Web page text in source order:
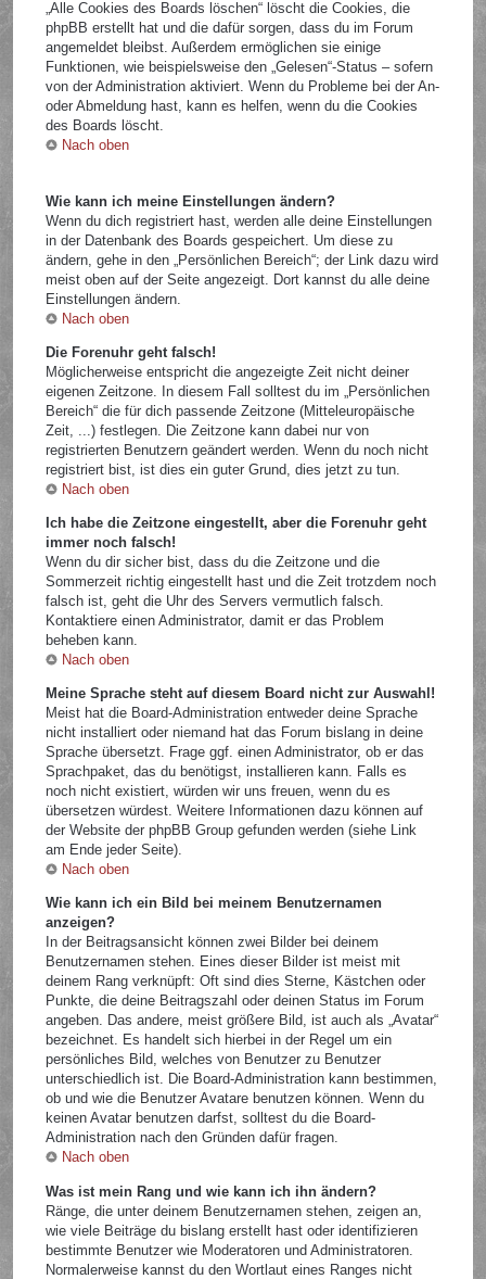
„Alle Cookies des Boards löschen“ löscht die Cookies, die
phpBB erstellt hat und die dafür sorgen, dass du im Forum
angemeldet bleibst. Außerdem ermöglichen sie einige
Funktionen, wie beispielsweise den „Gelesen“-Status – sofern
von der Administration aktiviert. Wenn du Probleme bei der An-
oder Abmeldung hast, kann es helfen, wenn du die Cookies
des Boards löscht.
Nach oben
Wie kann ich meine Einstellungen ändern?
Wenn du dich registriert hast, werden alle deine Einstellungen
in der Datenbank des Boards gespeichert. Um diese zu
ändern, gehe in den „Persönlichen Bereich“; der Link dazu wird
meist oben auf der Seite angezeigt. Dort kannst du alle deine
Einstellungen ändern.
Nach oben
Die Forenuhr geht falsch!
Möglicherweise entspricht die angezeigte Zeit nicht deiner
eigenen Zeitzone. In diesem Fall solltest du im „Persönlichen
Bereich“ die für dich passende Zeitzone (Mitteleuropäische
Zeit, ...) festlegen. Die Zeitzone kann dabei nur von
registrierten Benutzern geändert werden. Wenn du noch nicht
registriert bist, ist dies ein guter Grund, dies jetzt zu tun.
Nach oben
Ich habe die Zeitzone eingestellt, aber die Forenuhr geht
immer noch falsch!
Wenn du dir sicher bist, dass du die Zeitzone und die
Sommerzeit richtig eingestellt hast und die Zeit trotzdem noch
falsch ist, geht die Uhr des Servers vermutlich falsch.
Kontaktiere einen Administrator, damit er das Problem
beheben kann.
Nach oben
Meine Sprache steht auf diesem Board nicht zur Auswahl!
Meist hat die Board-Administration entweder deine Sprache
nicht installiert oder niemand hat das Forum bislang in deine
Sprache übersetzt. Frage ggf. einen Administrator, ob er das
Sprachpaket, das du benötigst, installieren kann. Falls es
noch nicht existiert, würden wir uns freuen, wenn du es
übersetzen würdest. Weitere Informationen dazu können auf
der Website der phpBB Group gefunden werden (siehe Link
am Ende jeder Seite).
Nach oben
Wie kann ich ein Bild bei meinem Benutzernamen
anzeigen?
In der Beitragsansicht können zwei Bilder bei deinem
Benutzernamen stehen. Eines dieser Bilder ist meist mit
deinem Rang verknüpft: Oft sind dies Sterne, Kästchen oder
Punkte, die deine Beitragszahl oder deinen Status im Forum
angeben. Das andere, meist größere Bild, ist auch als „Avatar“
bezeichnet. Es handelt sich hierbei in der Regel um ein
persönliches Bild, welches von Benutzer zu Benutzer
unterschiedlich ist. Die Board-Administration kann bestimmen,
ob und wie die Benutzer Avatare benutzen können. Wenn du
keinen Avatar benutzen darfst, solltest du die Board-
Administration nach den Gründen dafür fragen.
Nach oben
Was ist mein Rang und wie kann ich ihn ändern?
Ränge, die unter deinem Benutzernamen stehen, zeigen an,
wie viele Beiträge du bislang erstellt hast oder identifizieren
bestimmte Benutzer wie Moderatoren und Administratoren.
Normalerweise kannst du den Wortlaut eines Ranges nicht